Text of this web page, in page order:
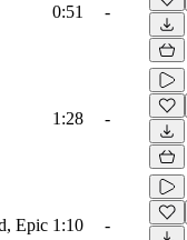
0:51 -
1:28 -
Epic 1:10 -